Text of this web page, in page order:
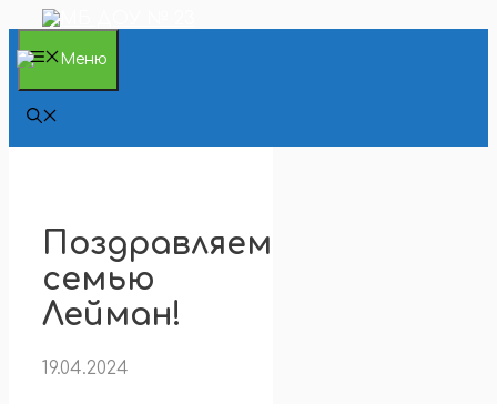
Перейти
содержимому
Меню
Поздравляем
семью
Лейман!
19.04.2024